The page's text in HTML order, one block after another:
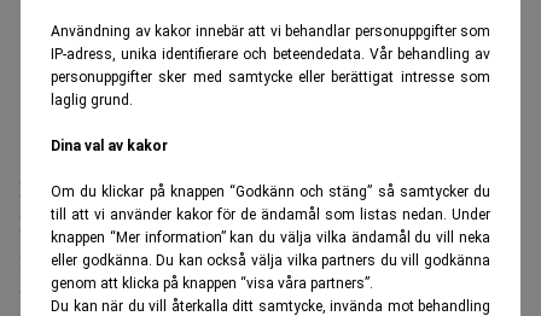
Användning av kakor innebär att vi behandlar personuppgifter som
IP-adress, unika identifierare och beteendedata. Vår behandling av
personuppgifter sker med samtycke eller berättigat intresse som
laglig grund.
Dina val av kakor
Om du klickar på knappen “Godkänn och stäng” så samtycker du
till att vi använder kakor för de ändamål som listas nedan. Under
knappen “Mer information” kan du välja vilka ändamål du vill neka
eller godkänna. Du kan också välja vilka partners du vill godkänna
genom att klicka på knappen “visa våra partners”.
Du kan när du vill återkalla ditt samtycke, invända mot behandling
Lyten har tagit över konkursboet
Det amerikanska bolaget Lyten har tagit över konkursboet,
men någon tydlig tidsplan för en återstart är ännu inte
fastställd.